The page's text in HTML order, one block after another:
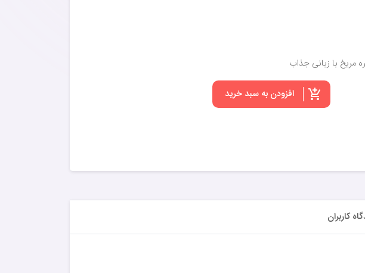
مریخ با زبانی جذاب
افزودن به سبد خرید
کاربران